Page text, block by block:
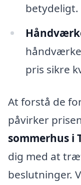
betydeligt.
pris sikre
At forstå de
påvirker
sommerhus i
dig med at
beslutninger.